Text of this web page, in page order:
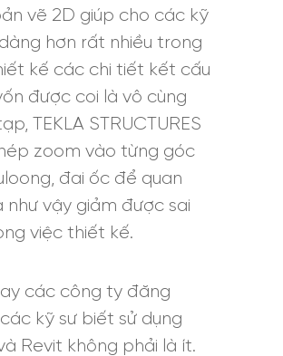
vẽ 2D giúp cho các kỹ
hơn rất nhiều trong
kế các chi tiết kết cấu
được coi là vô cùng
TEKLA STRUCTURES
zoom vào từng góc
đai ốc để quan
như vậy giảm được sai
việc thiết kế.
các công ty đăng
kỹ sư biết sử dụng
và Revit không phải là ít.